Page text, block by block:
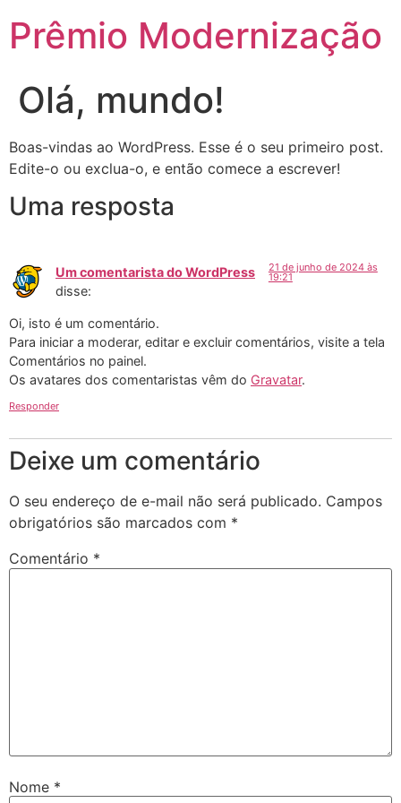
Prêmio Modernização
Olá, mundo!
Boas-vindas ao WordPress. Esse é o seu primeiro post.
Edite-o ou exclua-o, e então comece a escrever!
Uma resposta
Um comentarista do WordPress
disse:
21 de junho de 2024 às
19:21
Oi, isto é um comentário.
Para iniciar a moderar, editar e excluir comentários, visite a tela
Comentários no painel.
Os avatares dos comentaristas vêm do Gravatar.
Responder
Deixe um comentário
O seu endereço de e-mail não será publicado. Campos
obrigatórios são marcados com *
Comentário *
Nome *